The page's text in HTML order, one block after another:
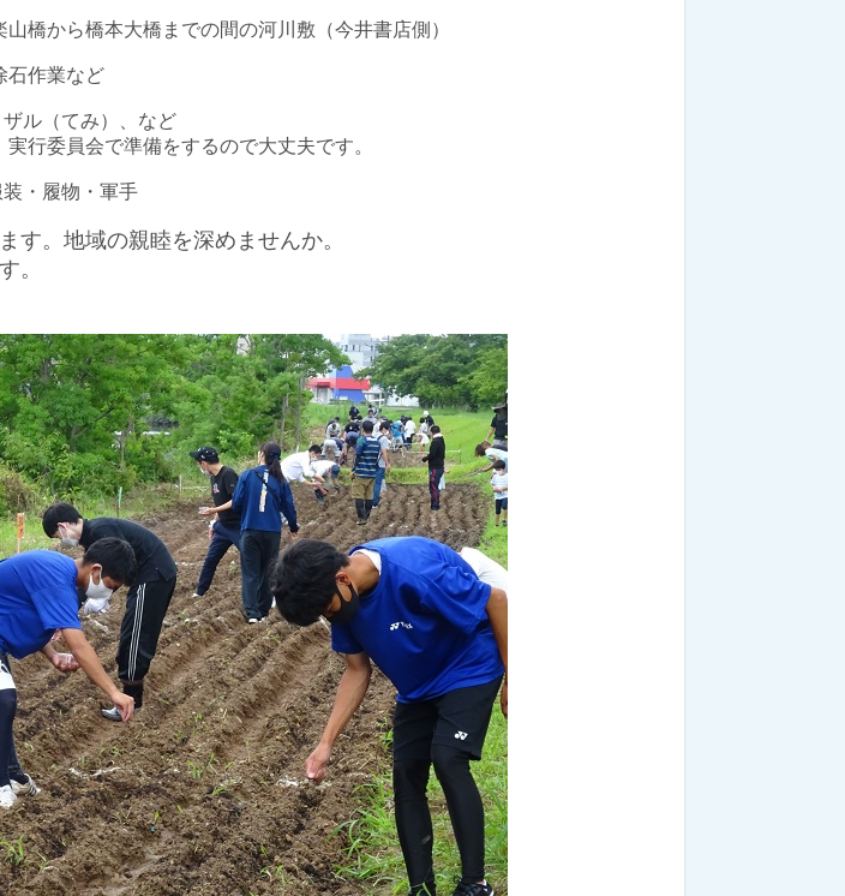
から橋本大橋までの間の河川敷（今井書店側）
石作業など
ザル（てみ）、など
会で準備をするので大丈夫です。
・履物・軍手
。地域の親睦を深めませんか。
。